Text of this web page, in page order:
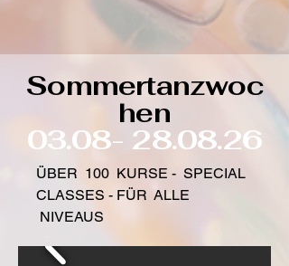
Sommertanzwoc
hen
03.08- 28.08.26
ÜBER 100 KURSE - SPECIAL
CLASSES - FÜR ALLE
NIVEAUS